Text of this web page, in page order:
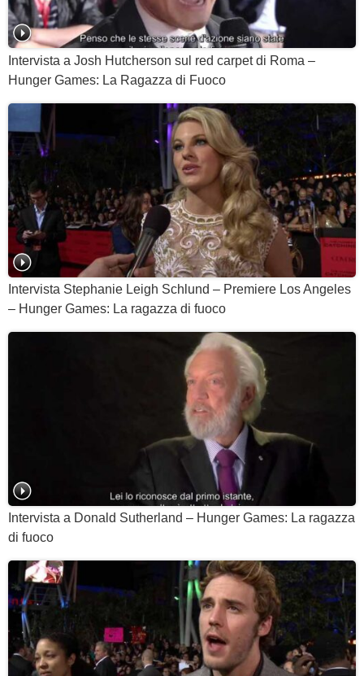
Intervista a Josh Hutcherson sul red carpet di Roma –
Hunger Games: La Ragazza di Fuoco
Intervista Stephanie Leigh Schlund – Premiere Los Angeles
– Hunger Games: La ragazza di fuoco
Intervista a Donald Sutherland – Hunger Games: La ragazza
di fuoco